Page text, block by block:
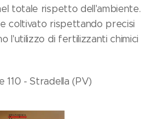
totale rispetto dell'ambiente.
coltivato rispettando precisi
l'utilizzo di fertilizzanti chimici
110 - Stradella (PV)